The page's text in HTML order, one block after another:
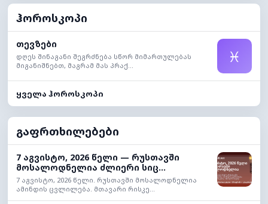
ჰოროსკოპი
თევზები
დღეს შინაგანი შეგრძნება სწორ მიმართულებას
მიგანიშნებთ, მაგრამ მას პრაქ...
♓
ყველა ჰოროსკოპი
გაფრთხილებები
7 აგვისტო, 2026 წელი — რუსთავში
მოსალოდნელია ძლიერი სიც...
7 აგვისტო, 2026 წელი. რუსთავში მოსალოდნელია
ამინდის ცვლილება. მთავარი რისკე...